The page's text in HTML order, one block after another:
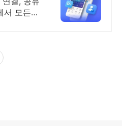
서 모든